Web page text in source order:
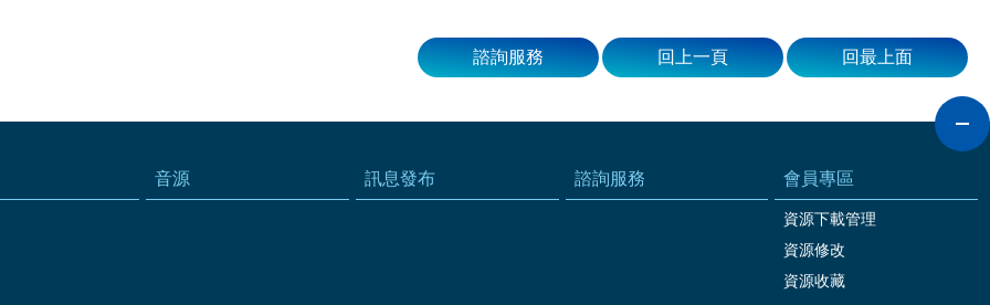
諮詢服務 回上一頁 回最上面
音源 訊息發布 諮詢服務 會員專區
資源下載管理
資源修改
資源收藏